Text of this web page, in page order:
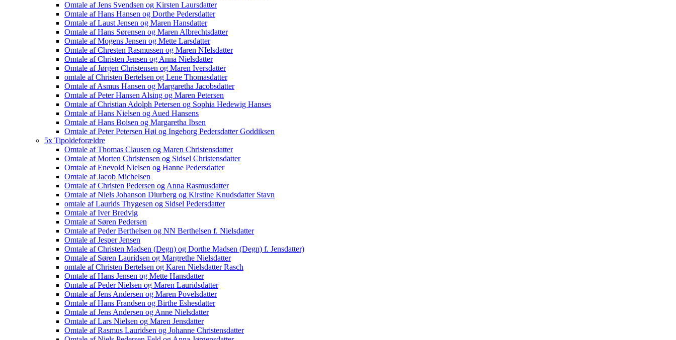
Omtale af Jens Svendsen og Kirsten Laursdatter
Omtale af Hans Hansen og Dorthe Pedersdatter
Omtale af Laust Jensen og Maren Hansdatter
Omtale af Hans Sørensen og Maren Albrechtsdatter
Omtale af Mogens Jensen og Mette Larsdatter
Omtale af Chresten Rasmussen og Maren NIelsdatter
Omtale af Christen Jensen og Anna Nielsdatter
Omtale af Jørgen Christensen og Maren Iversdatter
omtale af Christen Bertelsen og Lene Thomasdatter
Omtale af Asmus Hansen og Margaretha Jacobsdatter
Omtale af Peter Hansen Alsing og Maren Petersen
Omtale af Christian Adolph Petersen og Sophia Hedewig Hanses
Omtale af Hans Nielsen og Aued Hansens
Omtale af Hans Boisen og Margaretha Ibsen
Omtale af Peter Petersen Høi og Ingeborg Pedersdatter Goddiksen
5x Tipoldeforældre
Omtale af Thomas Clausen og Maren Christensdatter
Omtale af Morten Christensen og Sidsel Christensdatter
Omtale af Enevold Nielsen og Hanne Pedersdatter
Omtale af Jacob Michelsen
Omtale af Christen Pedersen og Anna Rasmusdatter
Omtale af Niels Johanson Diurberg og Kirstine Knudsdatter Stavn
omtale af Laurids Thygesen og Sidsel Pedersdatter
Omtale af Iver Bredvig
Omtale af Søren Pedersen
Omtale af Peder Berthelsen og NN Berthelsen f. Nielsdatter
Omtale af Jesper Jensen
Omtale af Christen Madsen (Degn) og Dorthe Madsen (Degn) f. Jensdatter)
Omtale af Søren Lauridsen og Margrethe Nielsdatter
omtale af Christen Bertelsen og Karen Nielsdatter Rasch
Omtale af Hans Jensen og Mette Hansdatter
Omtale af Peder Nielsen og Maren Lauridsdatter
Omtale af Jens Andersen og Maren Povelsdatter
Omtale af Hans Frandsen og Birthe Eshesdatter
Omtale af Jens Andersen og Anne Nielsdatter
Omtale af Lars Nielsen og Maren Jensdatter
Omtale af Rasmus Lauridsen og Johanne Christensdatter